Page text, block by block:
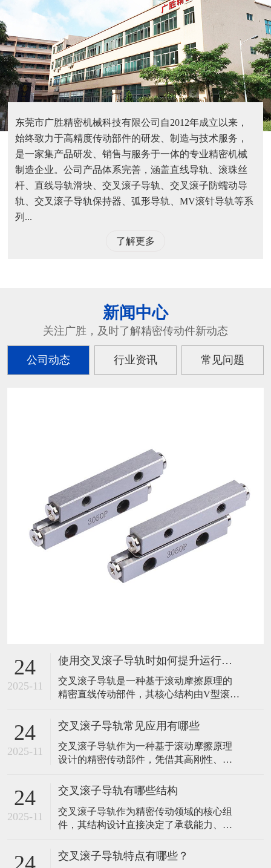
东莞市广胜精密机械科技有限公司自2012年成立以来，
始终致力于高精度传动部件的研发、制造与技术服务，
是一家集产品研发、销售与服务于一体的专业精密机械
制造企业。公司产品体系完善，涵盖直线导轨、滚珠丝
杆、直线导轨滑块、交叉滚子导轨、交叉滚子防蠕动导
轨、交叉滚子导轨保持器、弧形导轨、MV滚针导轨等系
列...
了解更多
新闻中心
关注广胜，及时了解精密传动件新动态
公司动态 行业资讯 常见问题
24
2025-11
使用交叉滚子导轨时如何提升运行稳定性？
​交叉滚子导轨是一种基于滚动摩擦原理的
精密直线传动部件，其核心结构由V型滚道
组成。那么，在使用交叉滚子导轨时，提
升运行稳定性需从安装精度、润滑维护、
环境控制、负载管理、定期检查及操作规
范等多方面综合优化。以下是具体措施及
度问题
24
2025-11
交叉滚子导轨常见应用有哪些
交叉滚子导轨作为一种基于滚动摩擦原理
设计的精密传动部件，凭借其高刚性、低
展现出广泛的应用价值。其核心结构由V型
滚道导轨、圆柱滚子及保持架组成，通过
滚子在滚道内的交错排列实现直线运动，
这种设计使其能够同时承受垂直、水平及
撑组件
24
2025-11
交叉滚子导轨有哪些结构
交叉滚子导轨作为精密传动领域的核心组
件，其结构设计直接决定了承载能力、运
列、滚道形状及辅助结构，不同类型的交
叉滚子导轨形成了各自的技术特点，以适
24 交叉滚子导轨特点有哪些？